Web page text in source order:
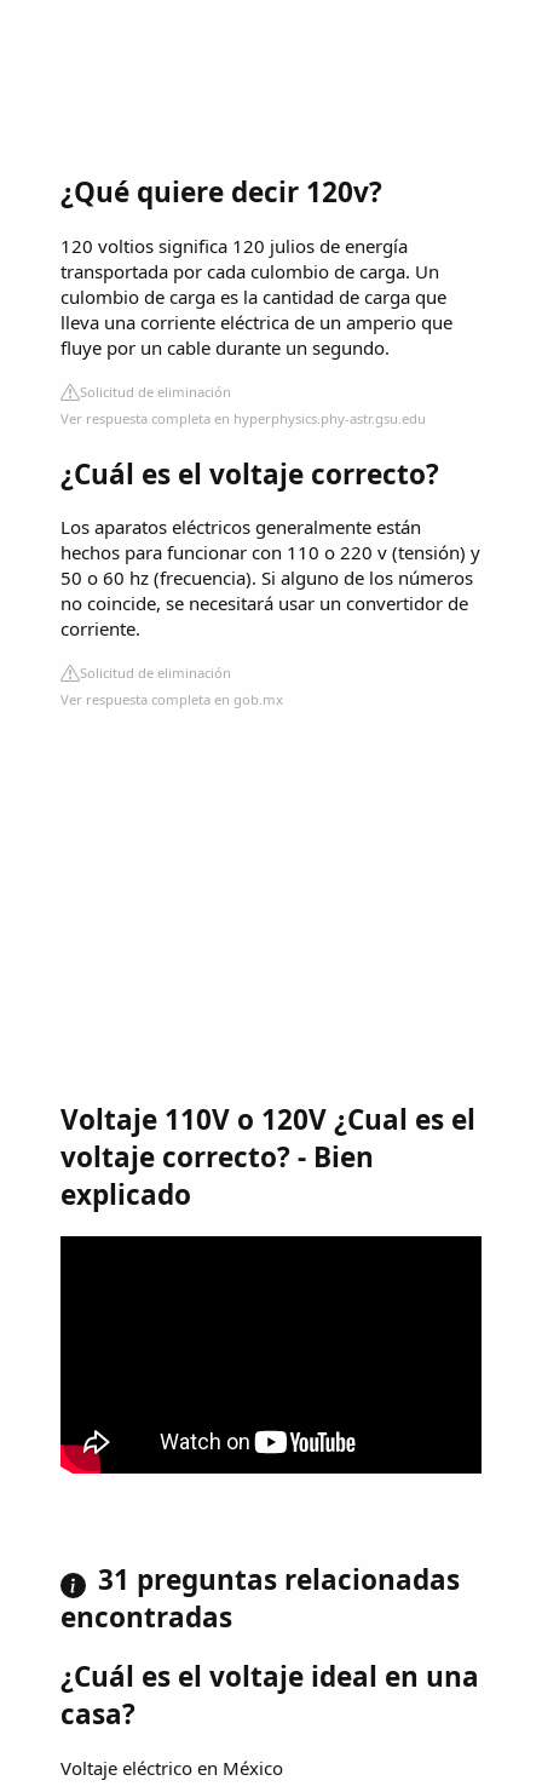
¿Qué quiere decir 120v?
120 voltios significa 120 julios de energía
transportada por cada culombio de carga. Un
culombio de carga es la cantidad de carga que
lleva una corriente eléctrica de un amperio que
fluye por un cable durante un segundo.
Solicitud de eliminación
Ver respuesta completa en hyperphysics.phy-astr.gsu.edu
¿Cuál es el voltaje correcto?
Los aparatos eléctricos generalmente están
hechos para funcionar con 110 o 220 v (tensión) y
50 o 60 hz (frecuencia). Si alguno de los números
no coincide, se necesitará usar un convertidor de
corriente.
Solicitud de eliminación
Ver respuesta completa en gob.mx
Voltaje 110V o 120V ¿Cual es el
voltaje correcto? - Bien
explicado
31 preguntas relacionadas
encontradas
¿Cuál es el voltaje ideal en una
casa?
Voltaje eléctrico en México